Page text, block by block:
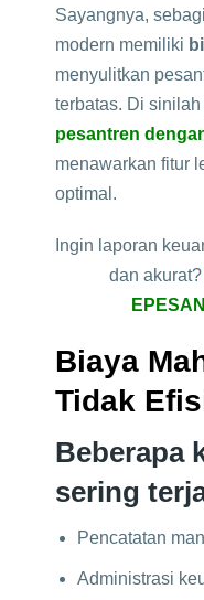
Sayangnya,
modern memiliki
menyulitkan
terbatas. Di
pesantren
menawarkan fitur
optimal.
Ingin laporan
dan akurat?
Biaya
Tidak
Beberapa
sering
Pencatatan
Administrasi